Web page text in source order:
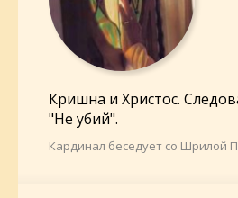
Кришна и Христос.
"Не убий".
Кардинал беседует со Шрилой